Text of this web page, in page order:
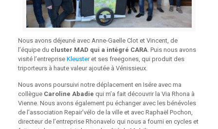
Nous avons déjeuné avec Anne-Gaelle Clot et Vincent, de
l’équipe du cluster MAD qui a intégré CARA. Puis nous avons
visité l’entreprise Kleusteret ses freegones, qui produit des
triporteurs à haute valeur ajoutée à Vénissieux.
Nous avons poursuivi notre déplacement en Isére avec ma
collègue Caroline Abadie qui m’a fait découvrir la Via Rhona à
Vienne. Nous avons également pu échanger avec les bénévoles
de l’association Repair’vélo de la ville et avec Raphaël Pochon,
directeur de l’entreprise Rhonavelo qui nous a fourni en cycles et